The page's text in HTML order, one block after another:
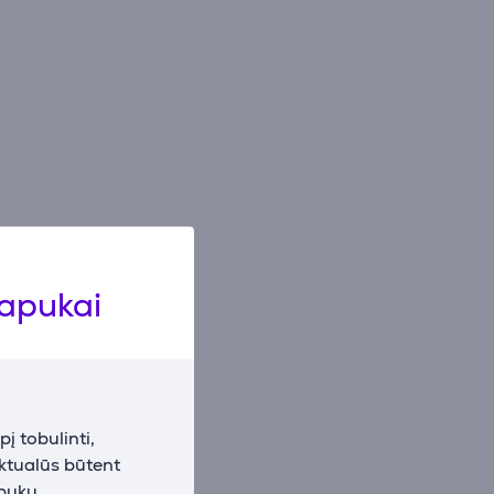
tobulinti,
būtent